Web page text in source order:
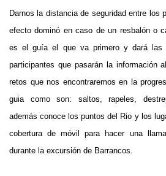
Darnos la distancia de seguridad entre los
efecto dominó en caso de un resbalón o
es el guía el que va primero y dará
participantes que pasarán la información
retos que nos encontraremos en la
guia como son: saltos, rapeles,
además conoce los puntos del Rio y los
cobertura de móvil para hacer una
durante la excursión de Barrancos.